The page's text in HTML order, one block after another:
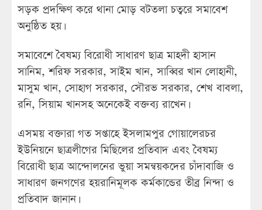
সড়ক প্রদক্ষিণ করে থানা মোড় বটতলা চত্বরে সমাবেশ
অনুষ্ঠিত হয়।
সমাবেশে বৈষম্য বিরোধী সাধারণ ছাত্র মাহদী হাসান
সানিম, শরিফ সরকার, সাইম খান, সাব্বির খান লোহানী,
মাসুম খান, সোহাগ সরকার, সৌরভ সরকার, শেখ বাবলা,
রনি, সিয়াম খানসহ অনেকেই বক্তব্য রাখেন।
এসময় বক্তারা গত সপ্তাহে ইসলামপুর গোয়ালেরচর
ইউনিয়নে ছাত্রলীগের মিছিলের প্রতিবাদ এবং বৈষম্য
বিরোধী ছাত্র আন্দোলনের ভুয়া সমন্বয়কদের চাঁদাবাজি ও
সাধারণ জনগণের হয়রানিমূলক কর্মকান্ডের তীব্র নিন্দা ও
প্রতিবাদ জানান।